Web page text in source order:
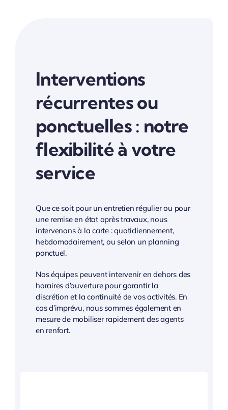
Interventions
récurrentes ou
ponctuelles : notre
flexibilité à votre
service
Que ce soit pour un entretien régulier ou pour
une remise en état après travaux, nous
intervenons à la carte : quotidiennement,
hebdomadairement, ou selon un planning
ponctuel.
Nos équipes peuvent intervenir en dehors des
horaires d’ouverture pour garantir la
discrétion et la continuité de vos activités. En
cas d’imprévu, nous sommes également en
mesure de mobiliser rapidement des agents
en renfort.